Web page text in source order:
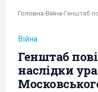
Головна›Війна›
Війна
Генштаб
наслідки